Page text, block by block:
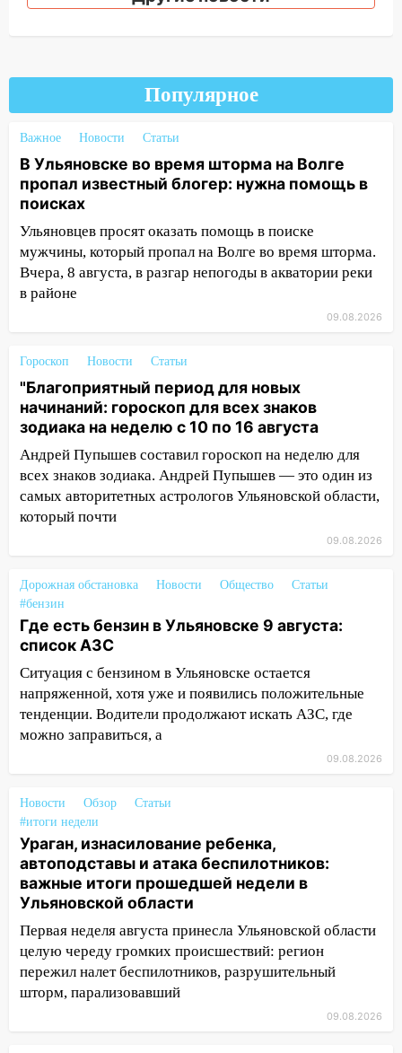
важные итоги прошедшей недели в
Ульяновской области
В Ульяновске восстановили
трамвайную и троллейбусную
инфраструктуру после шторма.
08:19 Внимание! В Цильнинском районе
08:11 На Ульяновск снова надвигается
непогода
07:30
означают классы бензина и можно ли
современные автомобили
06:30 Какая погода будет в Ульяновской
области днем 9 августа
05:05 День, когда всё может
измениться: гороскоп на 9 августа —
три знака получат шанс, который нельзя
упустить
Волге перевернулась лодка
19:55 В Ульяновске упавшее дерево
заблокировало в машине двух женщин
17:15 В Ульяновской области
ремонтируют девять мостов: один уже
готов, ещё два — почти завершены
17:00
«Ульяновскалипсис»: последствия
16:38
Прогноз погоды в Ульяновской
области на 9 августа
16:34
Из-за мощной непогоды в
Ульяновске отменили фестиваль «Наше
время»
16:17 Мелекесский район первым в
Ульяновской области намолотил более
100 тысяч тонн зерна
15:17 В колледжи и техникумы
Ульяновской области подали более 10
Популярное
Важное Новости Статьи
В Ульяновске во время шторма на Волге
пропал известный блогер: нужна помощь в
поисках
Ульяновцев просят оказать помощь в поиске
мужчины, который пропал на Волге во время шторма.
Вчера, 8 августа, в разгар непогоды в акватории реки
в районе
09.08.2026
Гороскоп Новости Статьи
"Благоприятный период для новых
начинаний: гороскоп для всех знаков
зодиака на неделю с 10 по 16 августа
Андрей Пупышев составил гороскоп на неделю для
всех знаков зодиака. Андрей Пупышев — это один из
самых авторитетных астрологов Ульяновской области,
который почти
09.08.2026
Дорожная обстановка Новости Общество
Статьи
#бензин
Где есть бензин в Ульяновске 9 августа:
список АЗС
Ситуация с бензином в Ульяновске остается
напряженной, хотя уже и появились положительные
тенденции. Водители продолжают искать АЗС, где
можно заправиться, а
09.08.2026
Новости Обзор
Статьи
#итоги недели
Ураган, изнасилование ребенка,
автоподставы и атака беспилотников:
важные итоги прошедшей недели в
Ульяновской области
Первая неделя августа принесла Ульяновской области
целую череду громких происшествий: регион
пережил налет беспилотников, разрушительный
шторм, парализовавший
09.08.2026